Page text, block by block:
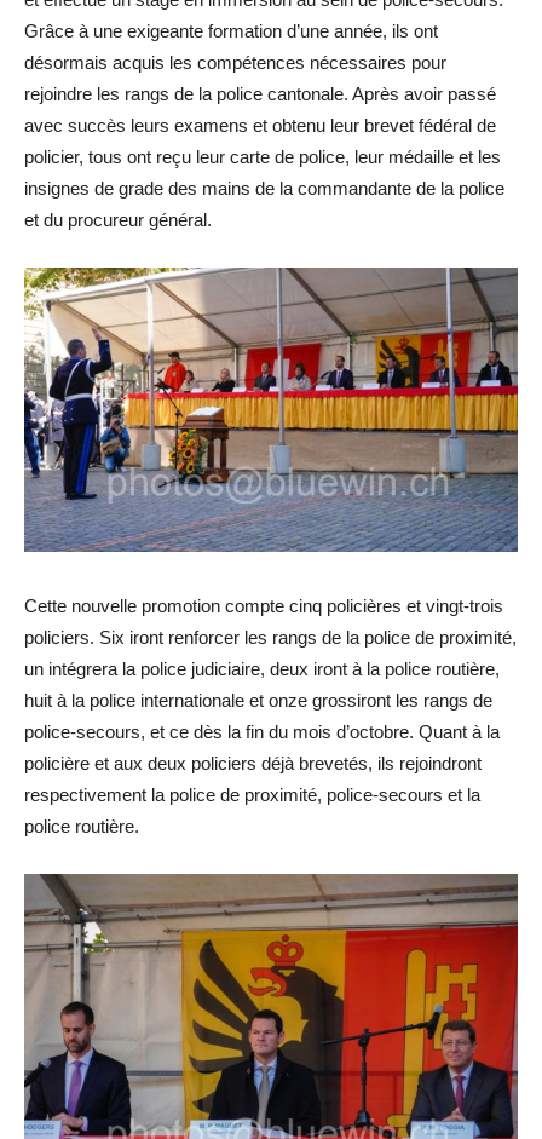
Grâce à une exigeante formation d’une année, ils ont
désormais acquis les compétences nécessaires pour
rejoindre les rangs de la police cantonale. Après avoir passé
avec succès leurs examens et obtenu leur brevet fédéral de
policier, tous ont reçu leur carte de police, leur médaille et les
insignes de grade des mains de la commandante de la police
et du procureur général.
Cette nouvelle promotion compte cinq policières et vingt-trois
policiers. Six iront renforcer les rangs de la police de proximité,
un intégrera la police judiciaire, deux iront à la police routière,
huit à la police internationale et onze grossiront les rangs de
police-secours, et ce dès la fin du mois d’octobre. Quant à la
policière et aux deux policiers déjà brevetés, ils rejoindront
respectivement la police de proximité, police-secours et la
police routière.